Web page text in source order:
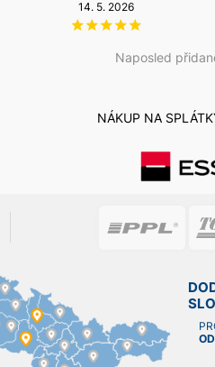
Naposled
14. 5. 2026
NÁKUP NA